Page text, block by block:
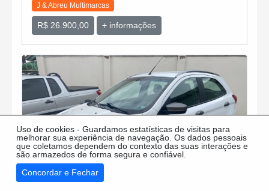
J & Abreu Multimarcas
R$ 26.900,00 + informações
Uso de cookies - Guardamos estatísticas de visitas para
melhorar sua experiência de navegação. Os dados pessoais
que coletamos dependem do contexto das suas interações e
são armazedos de forma segura e confiável.
Concordar e Fechar